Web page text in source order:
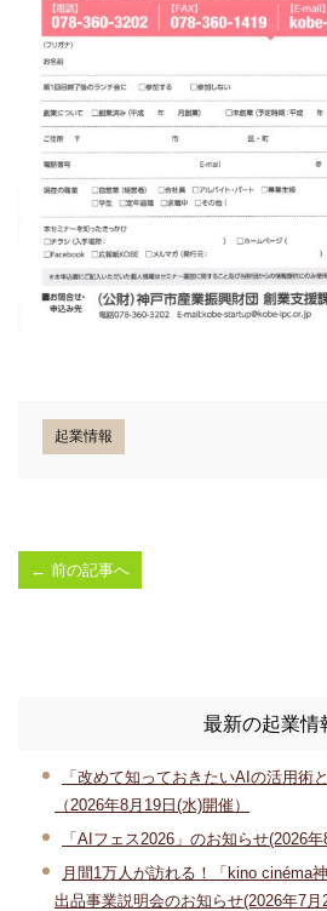
起業情報
← 前の記事へ
最新の起業情
「改めて知っておきたいAIの活用術
（2026年8月19日(水)開催）
「AIフェス2026」のお知らせ(2026
月間1万人が訪れる！「kino cinéma
出品事業説明会のお知らせ(2026年7月